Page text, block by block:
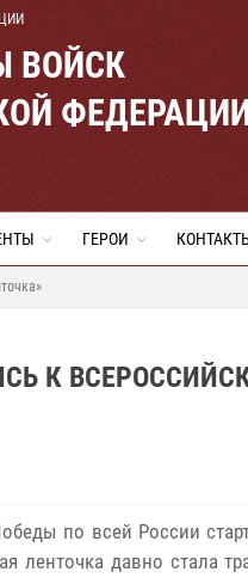
ВОЙСК
ГЕРОИ
К
по всей России
ленточка давно стала